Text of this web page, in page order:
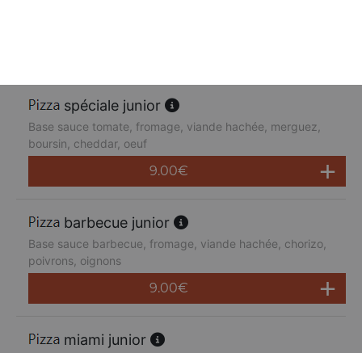
spéciale junior
Base sauce tomate, fromage, viande hachée, merguez,
boursin, cheddar, oeuf
9.00€
barbecue junior
Base sauce barbecue, fromage, viande hachée, chorizo,
poivrons, oignons
9.00€
miami junior